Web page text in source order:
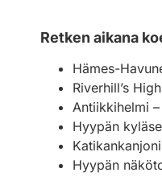
Retken aikana
Hämes-
Riverhill’s
Antiikkihelmi
Hyypän
Hyypän